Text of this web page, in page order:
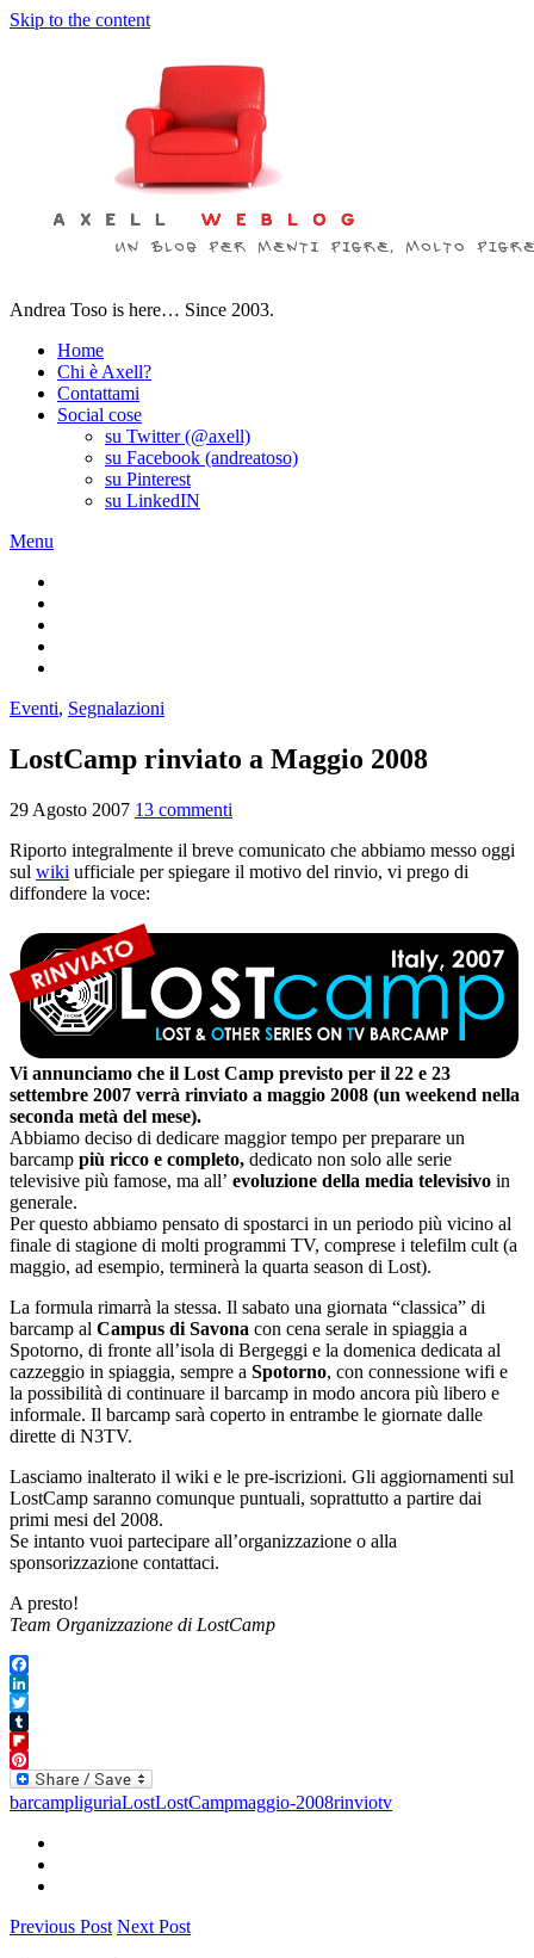
Skip to the content
Andrea Toso is here… Since 2003.
Home
Chi è Axell?
Contattami
Social cose
su Twitter (@axell)
su Facebook (andreatoso)
su Pinterest
su LinkedIN
Menu
Eventi, Segnalazioni
LostCamp rinviato a Maggio 2008
29 Agosto 2007 13 commenti
Riporto integralmente il breve comunicato che abbiamo messo oggi
sul wiki ufficiale per spiegare il motivo del rinvio, vi prego di
diffondere la voce:
Vi annunciamo che il Lost Camp previsto per il 22 e 23
settembre 2007 verrà rinviato a maggio 2008 (un weekend nella
seconda metà del mese).
Abbiamo deciso di dedicare maggior tempo per preparare un
barcamp più ricco e completo, dedicato non solo alle serie
televisive più famose, ma all’ evoluzione della media televisivo in
generale.
Per questo abbiamo pensato di spostarci in un periodo più vicino al
finale di stagione di molti programmi TV, comprese i telefilm cult (a
maggio, ad esempio, terminerà la quarta season di Lost).
La formula rimarrà la stessa. Il sabato una giornata “classica” di
barcamp al Campus di Savona con cena serale in spiaggia a
Spotorno, di fronte all’isola di Bergeggi e la domenica dedicata al
cazzeggio in spiaggia, sempre a Spotorno, con connessione wifi e
la possibilità di continuare il barcamp in modo ancora più libero e
informale. Il barcamp sarà coperto in entrambe le giornate dalle
dirette di N3TV.
Lasciamo inalterato il wiki e le pre-iscrizioni. Gli aggiornamenti sul
LostCamp saranno comunque puntuali, soprattutto a partire dai
primi mesi del 2008.
Se intanto vuoi partecipare all’organizzazione o alla
sponsorizzazione contattaci.
A presto!
Team Organizzazione di LostCamp
Facebook
LinkedIn
Twitter
Tumblr
Flipboard
Pinterest
barcampliguriaLostLostCampmaggio-2008rinviotv
Previous Post Next Post